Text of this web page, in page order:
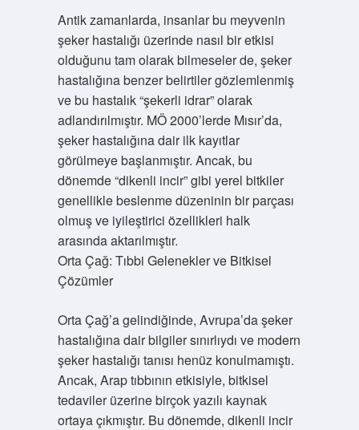
Antik zamanlarda, insanlar bu meyvenin
şeker hastalığı üzerinde nasıl bir etkisi
olduğunu tam olarak bilmeseler de, şeker
hastalığına benzer belirtiler gözlemlenmiş
ve bu hastalık “şekerli idrar” olarak
adlandırılmıştır. MÖ 2000’lerde Mısır’da,
şeker hastalığına dair ilk kayıtlar
görülmeye başlanmıştır. Ancak, bu
dönemde “dikenli incir” gibi yerel bitkiler
genellikle beslenme düzeninin bir parçası
olmuş ve iyileştirici özellikleri halk
arasında aktarılmıştır.
Orta Çağ: Tıbbi Gelenekler ve Bitkisel
Çözümler
Orta Çağ’a gelindiğinde, Avrupa’da şeker
hastalığına dair bilgiler sınırlıydı ve modern
şeker hastalığı tanısı henüz konulmamıştı.
Ancak, Arap tıbbının etkisiyle, bitkisel
tedaviler üzerine birçok yazılı kaynak
ortaya çıkmıştır. Bu dönemde, dikenli incir